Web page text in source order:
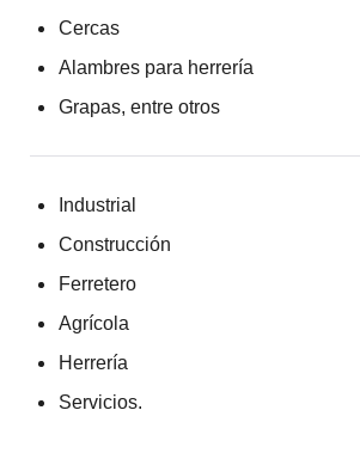
Cercas
Alambres para herrería
Grapas, entre otros
Industrial
Construcción
Ferretero
Agrícola
Herrería
Servicios.